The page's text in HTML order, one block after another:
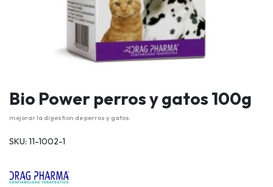
Bio Power perros y gatos 100g
mejorar la digestion de perros y gatos.
SKU: 11-1002-1